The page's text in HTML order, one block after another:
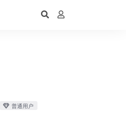
普通用户